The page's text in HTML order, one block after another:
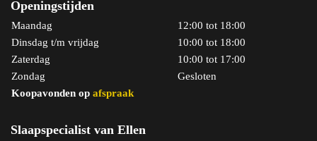
Openingstijden
Maandag
12:00 tot 18:00
Dinsdag t/m vrijdag
10:00 tot 18:00
Zaterdag
10:00 tot 17:00
Zondag
Gesloten
Koopavonden op afspraak
Slaapspecialist van Ellen